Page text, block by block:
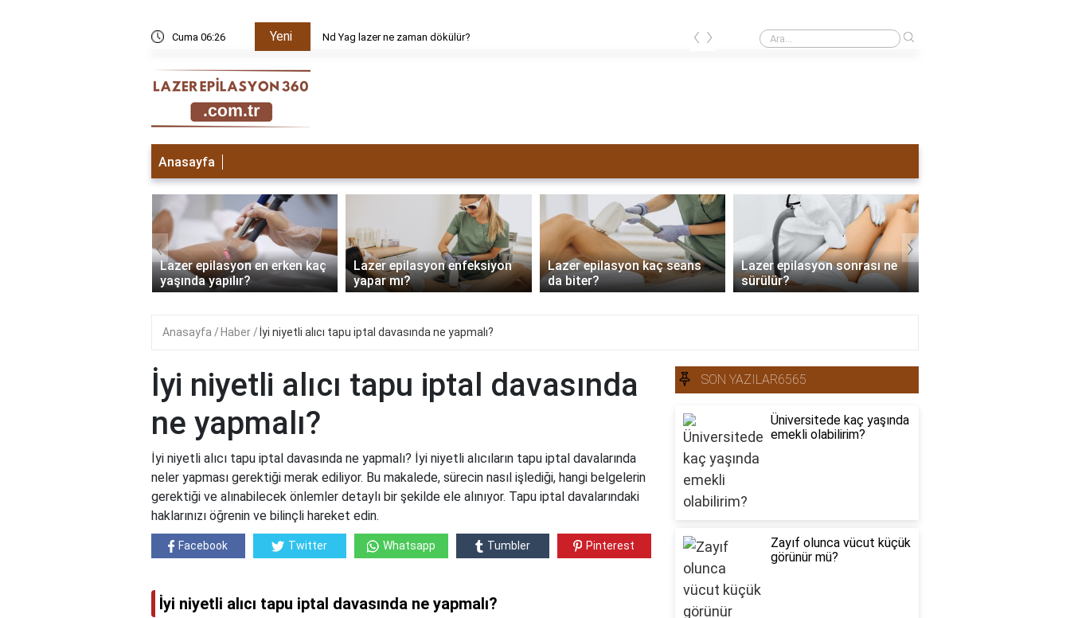
Cuma 06:26 Yeni Nd Yag lazer ne zaman dökülür? Sivilceli yüze lazer yapılırsa ne olur?
‹ ›
Anasayfa
Lazer epilasyon en erken kaç
yaşında yapılır?
Lazer epilasyon enfeksiyon
yapar mı?
Lazer epilasyon kaç seans
da biter?
Lazer epilasyon sonrası ne
sürülür?
‹ ›
Anasayfa Haber İyi niyetli alıcı tapu iptal davasında ne yapmalı?
İyi niyetli alıcı tapu iptal davasında
ne yapmalı?
İyi niyetli alıcı tapu iptal davasında ne yapmalı? İyi niyetli alıcıların tapu iptal davalarında
neler yapması gerektiği merak ediliyor. Bu makalede, sürecin nasıl işlediği, hangi belgelerin
gerektiği ve alınabilecek önlemler detaylı bir şekilde ele alınıyor. Tapu iptal davalarındaki
haklarınızı öğrenin ve bilinçli hareket edin.
Facebook Twitter Whatsapp Tumbler Pinterest
İyi niyetli alıcı tapu iptal davasında ne yapmalı?
SON YAZILAR6565
Üniversitede kaç yaşında
emekli olabilirim?
Zayıf olunca vücut küçük
görünür mü?